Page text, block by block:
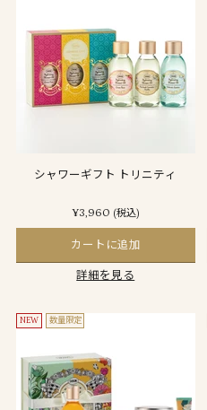
シャワーギフト トリニティ
¥3,960 (税込)
カートに追加
詳細を見る
NEW 数量限定